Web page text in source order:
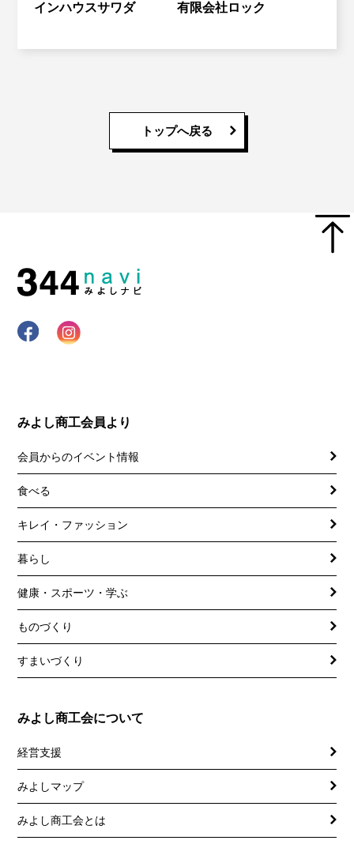
インハウスサワダ 有限会社ロック
トップへ戻る
みよし商工会員より
会員からのイベント情報
食べる
キレイ・ファッション
暮らし
健康・スポーツ・学ぶ
ものづくり
すまいづくり
みよし商工会について
経営支援
講習会
記帳相談指導
みよしマップ
みよし商工会とは